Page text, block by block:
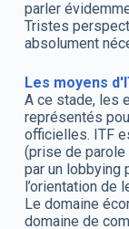
parler
Tristes
absolument
Les moyens
A ce stade, les
représentés
officielles. ITF
(prise de
par un lobbying
l’orientation de
Le domaine
domaine de